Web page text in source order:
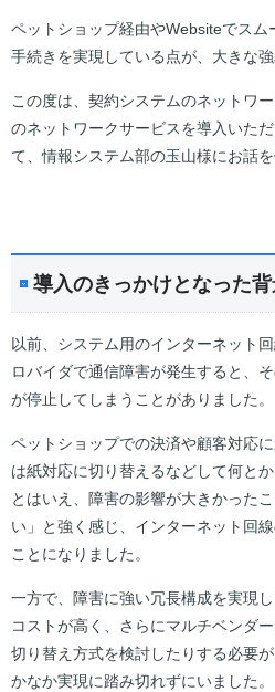
ペットショップ経由やWebsiteでスム
手続きを実現している 点が、大きな
この度は、契約システムのネットワ
のネットワークサービスを導入いた
て、情報システム部の玉山様にお話を
導入のきっかけとなった
以前、システム用のインターネット
ロバイダで通信障害が発生すると、
が停止してしまうことがありました。
ペットショップでの決済や顧客対応
は紙対応に切り替えるなどして何と
とはいえ、障害の影響が大きかった
い」と強く感じ、インターネット回
ことになりました。
一方で、障害に強い冗長構成を実現
コストが高く、さらにマルチベンダ
切り替え方式を検討したりする必要
かなか実現に踏み切れずにいました。